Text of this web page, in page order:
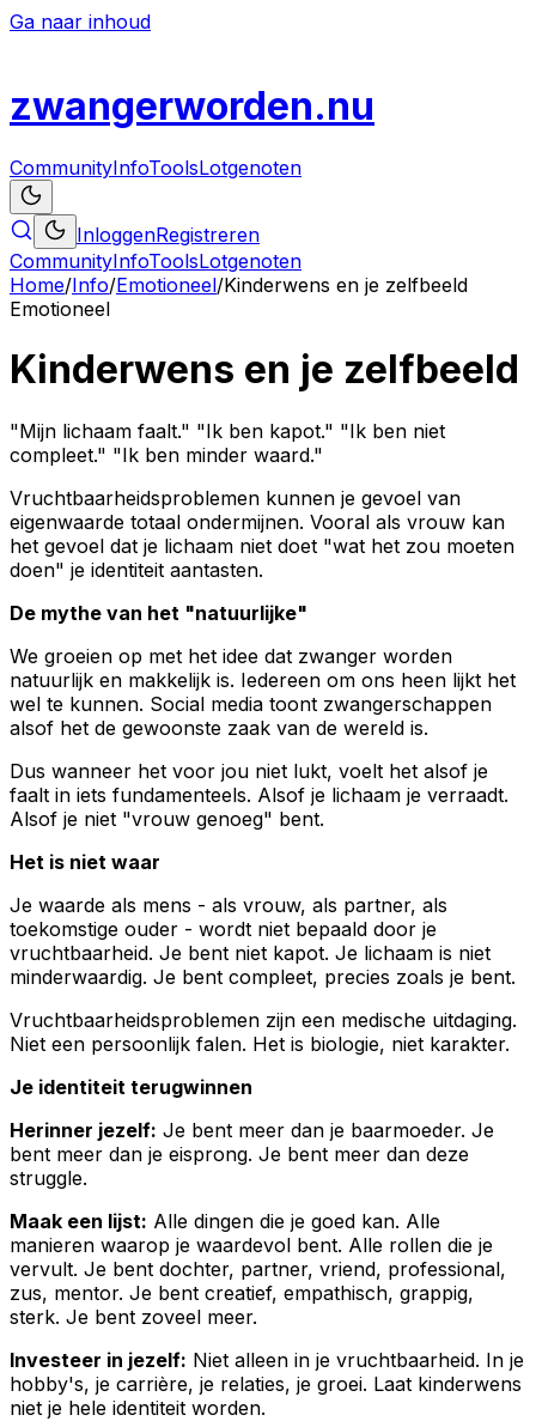
Ga naar inhoud
zwangerworden.nu
CommunityInfoToolsLotgenoten
InloggenRegistreren
CommunityInfoToolsLotgenoten
Home/Info/Emotioneel/Kinderwens en je zelfbeeld
Emotioneel
Kinderwens en je zelfbeeld
"Mijn lichaam faalt." "Ik ben kapot." "Ik ben niet
compleet." "Ik ben minder waard."
Vruchtbaarheidsproblemen kunnen je gevoel van
eigenwaarde totaal ondermijnen. Vooral als vrouw kan
het gevoel dat je lichaam niet doet "wat het zou moeten
doen" je identiteit aantasten.
De mythe van het "natuurlijke"
We groeien op met het idee dat zwanger worden
natuurlijk en makkelijk is. Iedereen om ons heen lijkt het
wel te kunnen. Social media toont zwangerschappen
alsof het de gewoonste zaak van de wereld is.
Dus wanneer het voor jou niet lukt, voelt het alsof je
faalt in iets fundamenteels. Alsof je lichaam je verraadt.
Alsof je niet "vrouw genoeg" bent.
Het is niet waar
Je waarde als mens - als vrouw, als partner, als
toekomstige ouder - wordt niet bepaald door je
vruchtbaarheid. Je bent niet kapot. Je lichaam is niet
minderwaardig. Je bent compleet, precies zoals je bent.
Vruchtbaarheidsproblemen zijn een medische uitdaging.
Niet een persoonlijk falen. Het is biologie, niet karakter.
Je identiteit terugwinnen
Herinner jezelf: Je bent meer dan je baarmoeder. Je
bent meer dan je eisprong. Je bent meer dan deze
struggle.
Maak een lijst: Alle dingen die je goed kan. Alle
manieren waarop je waardevol bent. Alle rollen die je
vervult. Je bent dochter, partner, vriend, professional,
zus, mentor. Je bent creatief, empathisch, grappig,
sterk. Je bent zoveel meer.
Investeer in jezelf: Niet alleen in je vruchtbaarheid. In je
hobby's, je carrière, je relaties, je groei. Laat kinderwens
niet je hele identiteit worden.